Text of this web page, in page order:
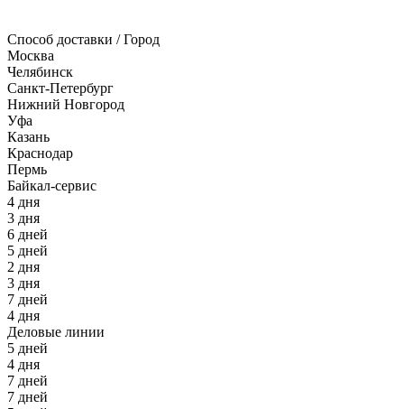
Способ доставки / Город
Москва
Челябинск
Санкт-Петербург
Нижний Новгород
Уфа
Казань
Краснодар
Пермь
Байкал-сервис
4 дня
3 дня
6 дней
5 дней
2 дня
3 дня
7 дней
4 дня
Деловые линии
5 дней
4 дня
7 дней
7 дней